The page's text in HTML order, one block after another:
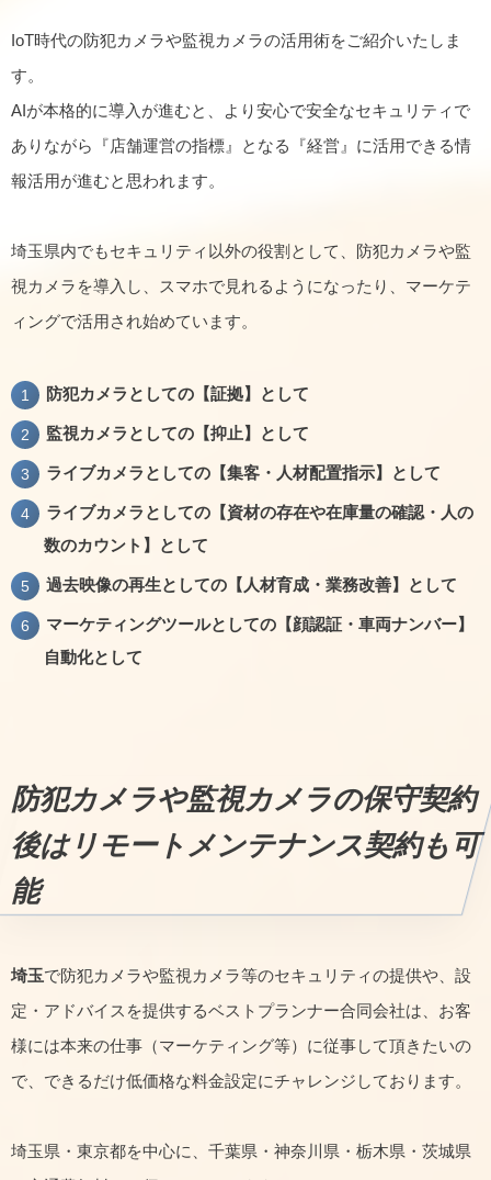
IoT時代の防犯カメラや監視カメラの活用術をご紹介いたしま
す。
AIが本格的に導入が進むと、より安心で安全なセキュリティで
ありながら『店舗運営の指標』となる『経営』に活用できる情
報活用が進むと思われます。
埼玉県内でもセキュリティ以外の役割として、防犯カメラや監
視カメラを導入し、スマホで見れるようになったり、マーケテ
ィングで活用され始めています。
防犯カメラとしての【証拠】として
監視カメラとしての【抑止】として
ライブカメラとしての【集客・人材配置指示】として
ライブカメラとしての【資材の存在や在庫量の確認・人の
数のカウント】として
過去映像の再生としての【人材育成・業務改善】として
マーケティングツールとしての【顔認証・車両ナンバー】
自動化として
防犯カメラや監視カメラの保守契約
後はリモートメンテナンス契約も可
能
埼玉で防犯カメラや監視カメラ等のセキュリティの提供や、設
定・アドバイスを提供するベストプランナー合同会社は、お客
様には本来の仕事（マーケティング等）に従事して頂きたいの
で、できるだけ低価格な料金設定にチャレンジしております。
埼玉県・東京都を中心に、千葉県・神奈川県・栃木県・茨城県